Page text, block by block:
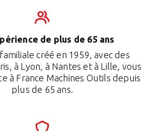
de plus de 65 ans
créé en 1959, avec des
à Lyon, à Nantes et à Lille, vous
à France Machines Outils depuis
plus de 65 ans.